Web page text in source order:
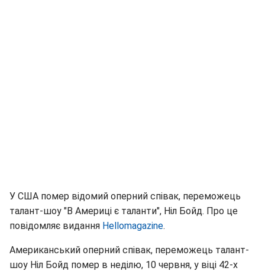
У США помер відомий оперний співак, переможець
талант-шоу "В Америці є таланти", Ніл Бойд. Про це
повідомляє видання Hellomagazine.
Американський оперний співак, переможець талант-
шоу Ніл Бойд помер в неділю, 10 червня, у віці 42-х